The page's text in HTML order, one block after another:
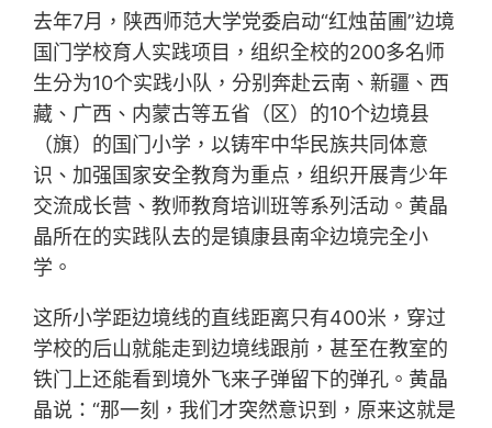
去年7月，陕西师范大学党委启动“红烛苗圃”边境
国门学校育人实践项目，组织全校的200多名师
生分为10个实践小队，分别奔赴云南、新疆、西
藏、广西、内蒙古等五省（区）的10个边境县
（旗）的国门小学，以铸牢中华民族共同体意
识、加强国家安全教育为重点，组织开展青少年
交流成长营、教师教育培训班等系列活动。黄晶
晶所在的实践队去的是镇康县南伞边境完全小
学。
这所小学距边境线的直线距离只有400米，穿过
学校的后山就能走到边境线跟前，甚至在教室的
铁门上还能看到境外飞来子弹留下的弹孔。黄晶
晶说：“那一刻，我们才突然意识到，原来这就是